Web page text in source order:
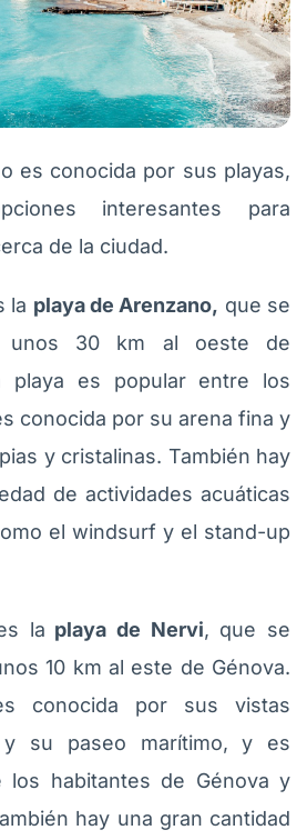
es conocida por sus playas,
interesantes para
de la ciudad.
la playa de Arenzano, que se
unos 30 km al oeste de
playa es popular entre los
conocida por su arena fina y
y cristalinas. También hay
de actividades acuáticas
el windsurf y el stand-up
la playa de Nervi, que se
10 km al este de Génova.
conocida por sus vistas
y su paseo marítimo, y es
los habitantes de Génova y
hay una gran cantidad